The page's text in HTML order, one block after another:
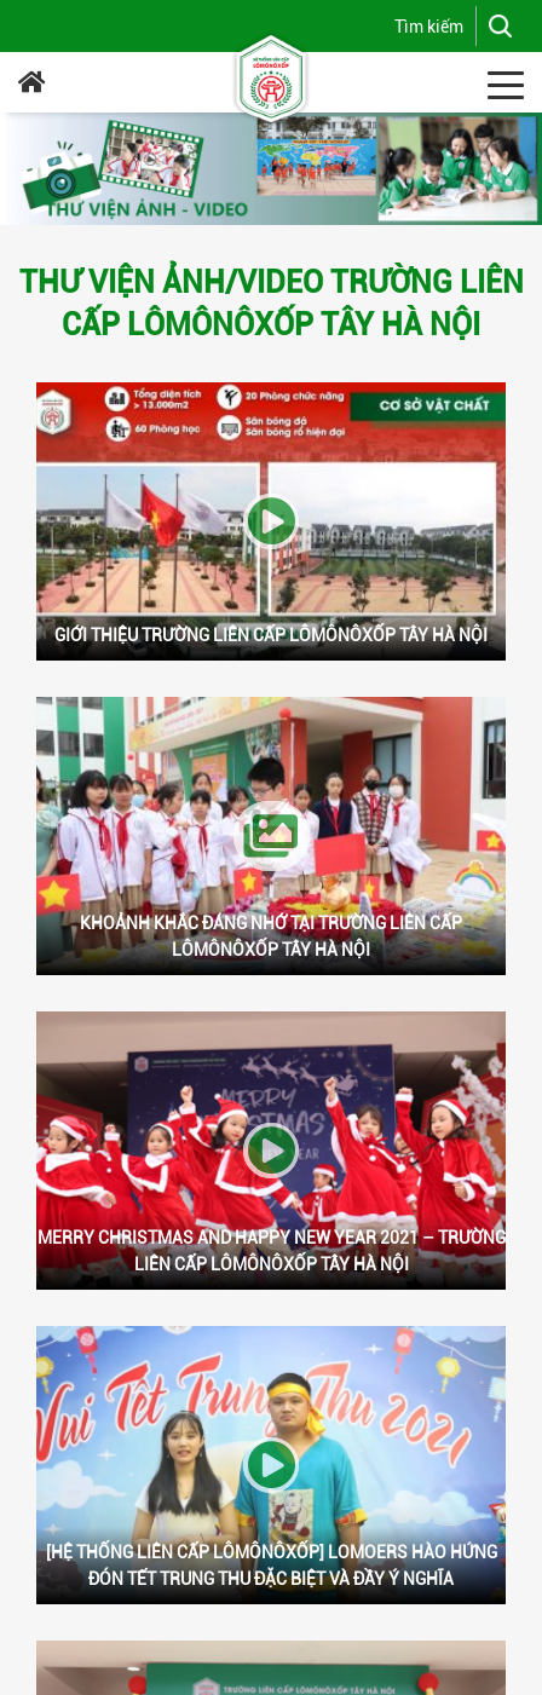
THƯ VIỆN ẢNH/VIDEO TRƯỜNG LIÊN
CẤP LÔMÔNÔXỐP TÂY HÀ NỘI
GIỚI THIỆU TRƯỜNG LIÊN CẤP LÔMÔNÔXỐP TÂY HÀ NỘI
KHOẢNH KHẮC ĐÁNG NHỚ TẠI TRƯỜNG LIÊN CẤP
LÔMÔNÔXỐP TÂY HÀ NỘI
MERRY CHRISTMAS AND HAPPY NEW YEAR 2021 – TRƯỜNG
LIÊN CẤP LÔMÔNÔXỐP TÂY HÀ NỘI
[HỆ THỐNG LIÊN CẤP LÔMÔNÔXỐP] LOMOERS HÀO HỨNG
ĐÓN TẾT TRUNG THU ĐẶC BIỆT VÀ ĐẦY Ý NGHĨA